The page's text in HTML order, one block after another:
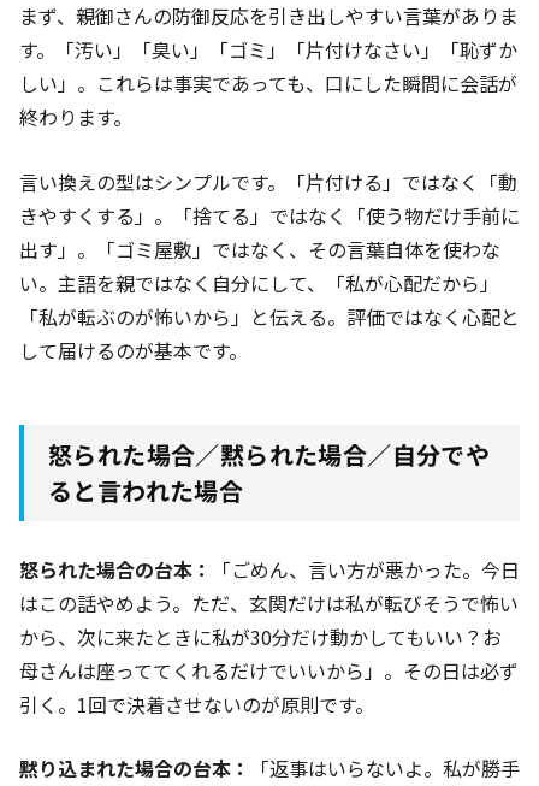
まず、親御さんの防御反応を引き出しやすい言葉がありま
す。「汚い」「臭い」「ゴミ」「片付けなさい」「恥ずか
しい」。これらは事実であっても、口にした瞬間に会話が
終わります。
言い換えの型はシンプルです。「片付ける」ではなく「動
きやすくする」。「捨てる」ではなく「使う物だけ手前に
出す」。「ゴミ屋敷」ではなく、その言葉自体を使わな
い。主語を親ではなく自分にして、「私が心配だから」
「私が転ぶのが怖いから」と伝える。評価ではなく心配と
して届けるのが基本です。
怒られた場合／黙られた場合／自分でや
ると言われた場合
怒られた場合の台本：
「ごめん、言い方が悪かった。今日
はこの話やめよう。ただ、玄関だけは私が転びそうで怖い
から、次に来たときに私が30分だけ動かしてもいい？お
母さんは座っててくれるだけでいいから」。その日は必ず
引く。1回で決着させないのが原則です。
黙り込まれた場合の台本： 「返事はいらないよ。私が勝手